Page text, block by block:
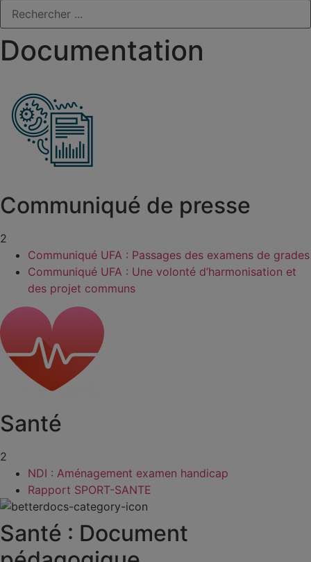
Documentation
Communiqué de presse
2
Communiqué UFA : Passages des examens de grades
Communiqué UFA : Une volonté d’harmonisation et
des projet communs
Santé
2
NDI : Aménagement examen handicap
Rapport SPORT-SANTE
Santé : Document